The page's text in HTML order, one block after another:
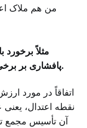
من هم ملاک
مثلاً
پافشاری بر برخی روش‌ها را اصول انقلابی می‌دانند.
اتفاقاً در مورد
نقطه اعتدال،
آن تأسیس مجمع